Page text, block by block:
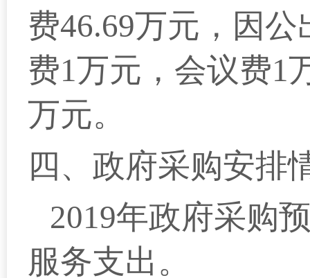
费46.69万元，因
费1万元，会议费1
万元。
四、政府采购安排
2019年政府采购
服务支出。